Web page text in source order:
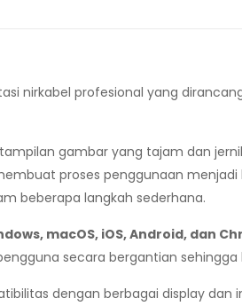
nirkabel profesional yang
gambar yang tajam dan
proses penggunaan
beberapa langkah sederhana.
macOS, iOS, Android, dan
secara bergantian
dengan berbagai display